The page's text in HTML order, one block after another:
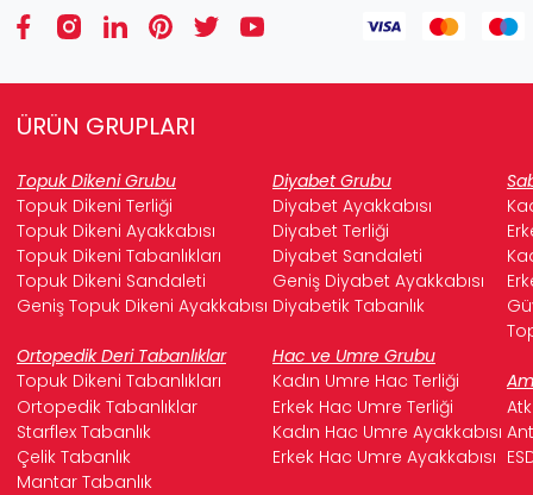
ÜRÜN GRUPLARI
Topuk Dikeni Grubu Diyabet Grubu
Topuk Dikeni Terliği
Diyabet Ayakkabısı
Topuk Dikeni Ayakkabısı
Diyabet Terliği
Topuk Dikeni Tabanlıkları
Diyabet Sandaleti
Topuk Dikeni Sandaleti
Geniş Diyabet Ayakkabısı
Geniş Topuk Dikeni Ayakkabısı Diyabetik Tabanlık
Ortopedik Deri Tabanlıklar
Hac ve Umre Grubu
Topuk Dikeni Tabanlıkları
Kadın Umre Hac Terliği
Ortopedik Tabanlıklar
Erkek Hac Umre Terliği
Starflex Tabanlık
Kadın Hac Umre Ayakkabısı
Çelik Tabanlık
Erkek Hac Umre Ayakkabısı
Mantar Tabanlık